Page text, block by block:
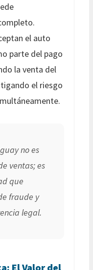
el auto
parte del pago
la venta del
el riesgo
no es
ventas; es
que
fraude y
legal.
El Valor del